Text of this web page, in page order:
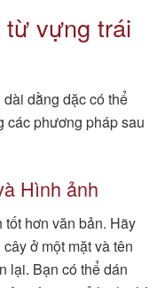
vựng trái
dằng dặc có thể
các phương pháp sau
Hình ảnh
hơn văn bản. Hãy
ở một mặt và tên
lại. Bạn có thể dán